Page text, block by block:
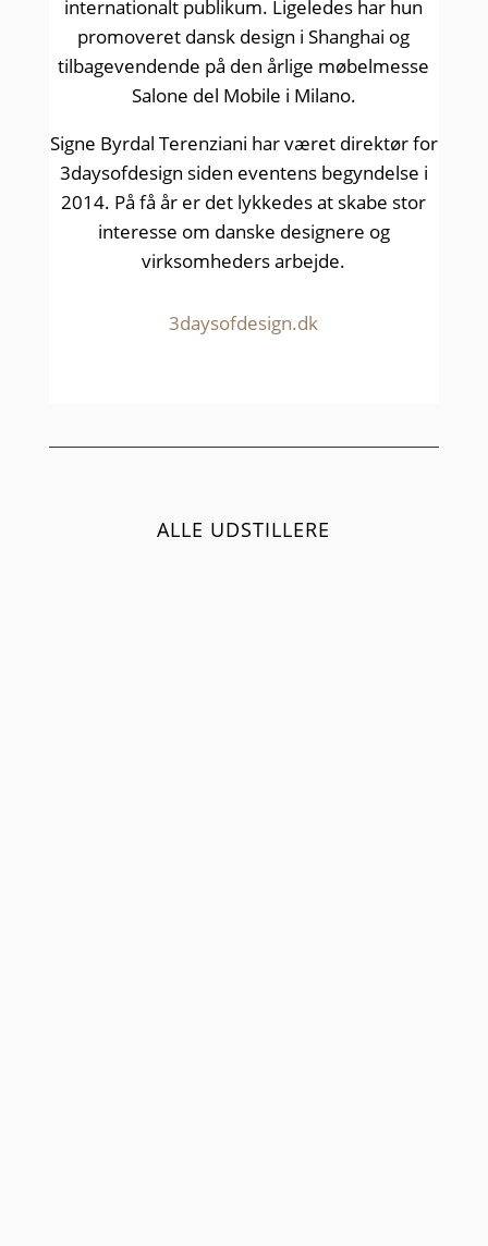
internationalt publikum. Ligeledes har hun
promoveret dansk design i Shanghai og
tilbagevendende på den årlige møbelmesse
Salone del Mobile i Milano.
Signe Byrdal Terenziani har været direktør for
3daysofdesign siden eventens begyndelse i
2014. På få år er det lykkedes at skabe stor
interesse om danske designere og
virksomheders arbejde.
3daysofdesign.dk
ALLE UDSTILLERE